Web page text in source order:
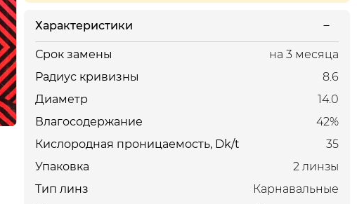
Характеристики
Срок замены
на 3 месяца
Радиус кривизны
8.6
Диаметр
14.0
Влагосодержание
42%
Кислородная проницаемость, Dk/t
35
Упаковка
2 линзы
Тип линз
Карнавальные